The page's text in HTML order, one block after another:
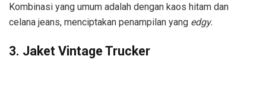
Kombinasi yang umum adalah dengan kaos hitam dan
celana jeans, menciptakan penampilan yang edgy.
3. Jaket Vintage Trucker